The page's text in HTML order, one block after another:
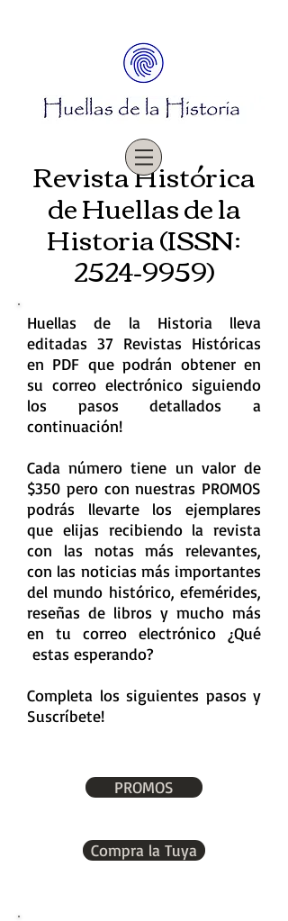
Revista Histórica
de Huellas de la
Historia (ISSN:
2524-9959)
Huellas de la Historia lleva
editadas 37 Revistas Históricas
en PDF que podrán obtener en
su correo electrónico siguiendo
los pasos detallados a
continuación!
Cada número tiene un valor de
$350 pero con nuestras PROMOS
podrás llevarte los ejemplares
que elijas recibiendo la revista
con las notas más relevantes,
con las noticias más importantes
del mundo histórico, efemérides,
reseñas de libros y mucho más
en tu correo electrónico ¿Qué
estas esperando?
Completa los siguientes pasos y
Suscríbete!
PROMOS
Compra la Tuya